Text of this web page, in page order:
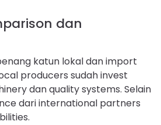
dan
katun lokal dan import
producers sudah invest
dan quality systems. Selain
dari international partners